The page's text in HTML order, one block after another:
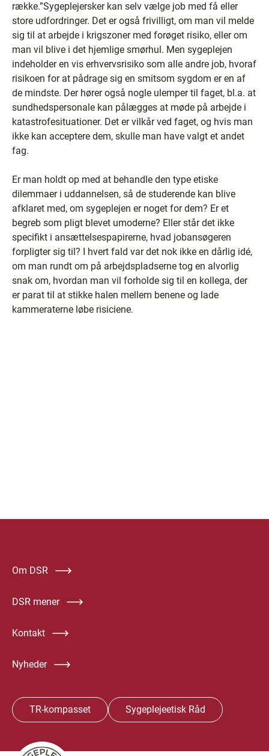
række.”Sygeplejersker kan selv vælge job med få eller
store udfordringer. Det er også frivilligt, om man vil melde
sig til at arbejde i krigszoner med forøget risiko, eller om
man vil blive i det hjemlige smørhul. Men sygeplejen
indeholder en vis erhvervsrisiko som alle andre job, hvoraf
risikoen for at pådrage sig en smitsom sygdom er en af
de mindste. Der hører også nogle ulemper til faget, bl.a. at
sundhedspersonale kan pålægges at møde på arbejde i
katastrofesituationer. Det er vilkår ved faget, og hvis man
ikke kan acceptere dem, skulle man have valgt et andet
fag.
Er man holdt op med at behandle den type etiske
dilemmaer i uddannelsen, så de studerende kan blive
afklaret med, om sygeplejen er noget for dem? Er et
begreb som pligt blevet umoderne? Eller står det ikke
specifikt i ansættelsespapirerne, hvad jobansøgeren
forpligter sig til? I hvert fald var det nok ikke en dårlig idé,
om man rundt om på arbejdspladserne tog en alvorlig
snak om, hvordan man vil forholde sig til en kollega, der
er parat til at stikke halen mellem benene og lade
kammeraterne løbe risiciene.
Om DSR
DSR mener
Kontakt
Nyheder
TR-kompasset Sygeplejeetisk Råd